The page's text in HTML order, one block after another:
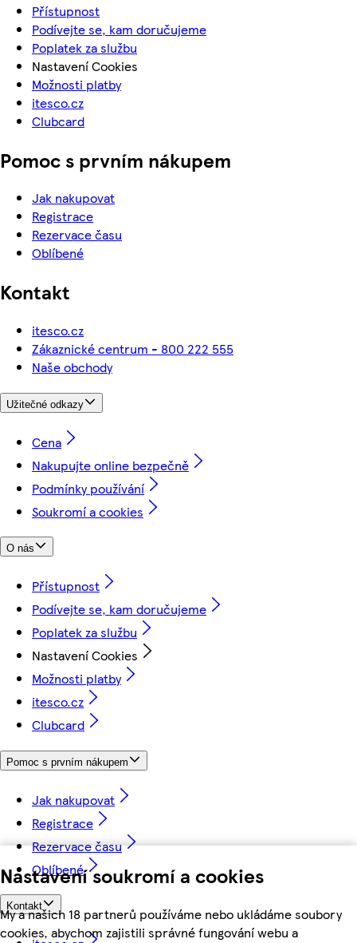
Nastavení soukromí a cookies
My a našich 18 partnerů používáme nebo ukládáme soubory
cookies, abychom zajistili správné fungování webu a
Přístupnost
Podívejte se, kam doručujeme
Poplatek za službu
Nastavení Cookies
Možnosti platby
itesco.cz
Clubcard
Pomoc s prvním nákupem
Jak nakupovat
Registrace
Rezervace času
Oblíbené
Kontakt
itesco.cz
Zákaznické centrum - 800 222 555
Naše obchody
Užitečné odkazy
Cena
Nakupujte online bezpečně
Podmínky používání
Soukromí a cookies
O nás
Přístupnost
Podívejte se, kam doručujeme
Poplatek za službu
Nastavení Cookies
Možnosti platby
itesco.cz
Clubcard
Pomoc s prvním nákupem
Jak nakupovat
Registrace
Rezervace času
Oblíbené
Kontakt